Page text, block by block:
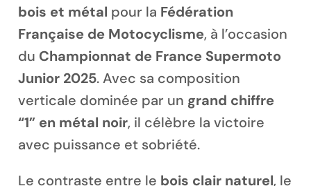
Magnet personnalisé
bois et métal pour la Fédération
Française de Motocyclisme, à l’occasion
du Championnat de France Supermoto
Junior 2025. Avec sa composition
verticale dominée par un grand chiffre
“1” en métal noir, il célèbre la victoire
avec puissance et sobriété.
Le contraste entre le bois clair naturel, le